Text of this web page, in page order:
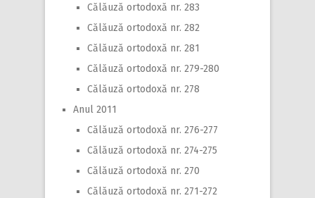
Călăuză ortodoxă nr. 283
Călăuză ortodoxă nr. 282
Călăuză ortodoxă nr. 281
Călăuză ortodoxă nr. 279-280
Călăuză ortodoxă nr. 278
Anul 2011
Călăuză ortodoxă nr. 276-277
Călăuză ortodoxă nr. 274-275
Călăuză ortodoxă nr. 270
Călăuză ortodoxă nr. 271-272